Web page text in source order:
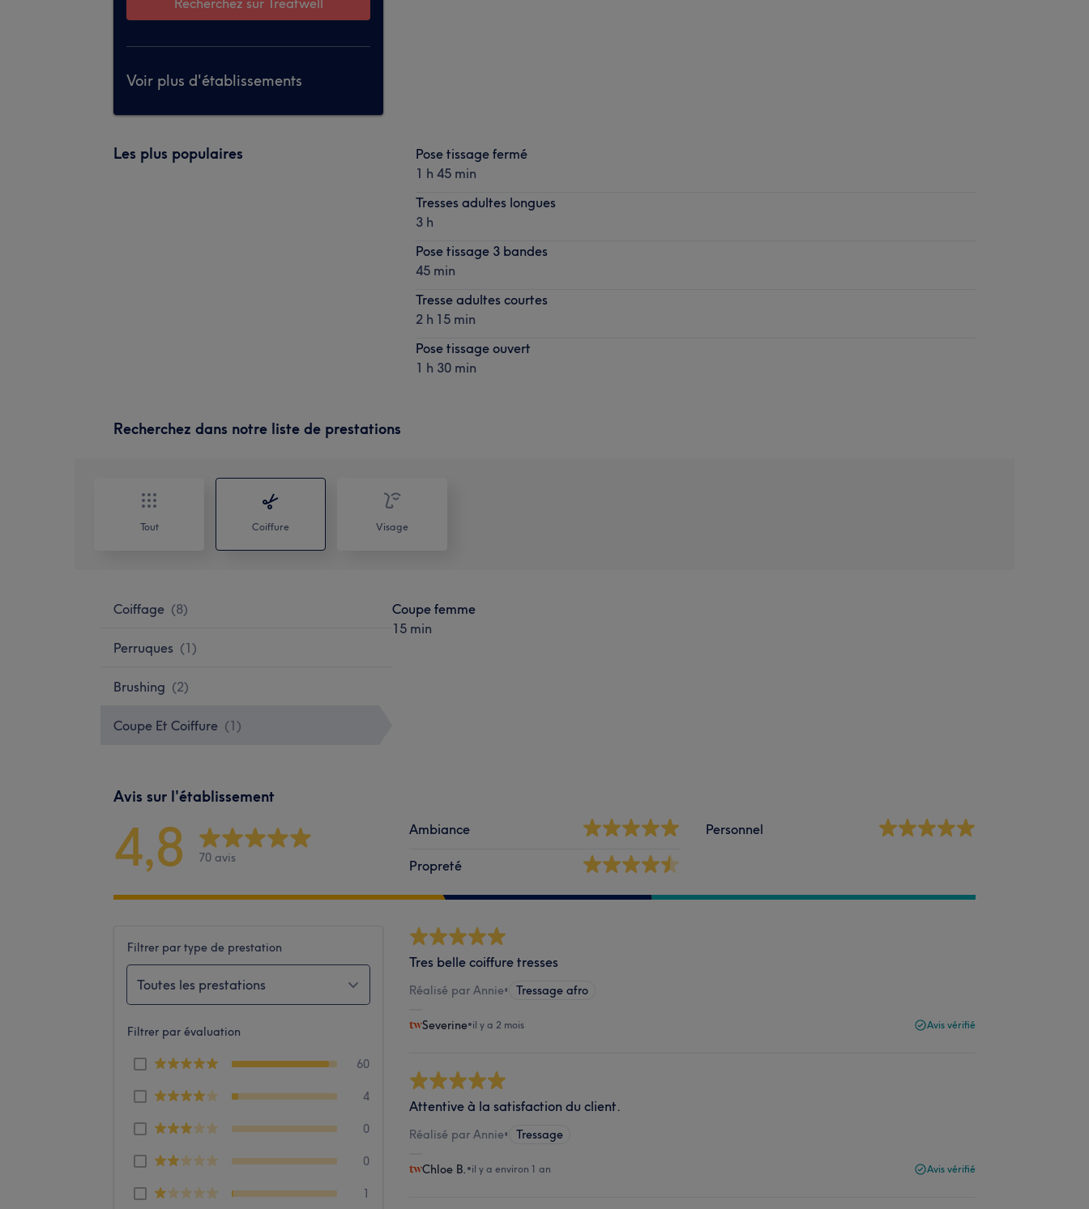
Voir plus d'établissements
Les plus populaires
Pose tissage fermé
1 h 45 min
Tresses adultes longues
3 h
Pose tissage 3 bandes
45 min
Tresse adultes courtes
2 h 15 min
Pose tissage ouvert
1 h 30 min
Recherchez dans notre liste de prestations
Tout Coiffure Visage
Coiffage (8)
Perruques (1)
Brushing (2)
Coupe Et Coiffure (1 )
Coupe femme
15 min
Avis sur l'établissement
4,8 70 avis
Ambiance
Propreté
Personnel
Filtrer par type de prestation
Toutes les prestations
Filtrer par évaluation
60
4
0
0
1
Tres belle coiffure tresses
Réalisé par Annie• Tressage afro
Severine•il y a 2 mois Avis vérifié
Attentive à la satisfaction du client.
Réalisé par Annie• Tressage
Chloe B. •il y a environ 1 an Avis vérifié